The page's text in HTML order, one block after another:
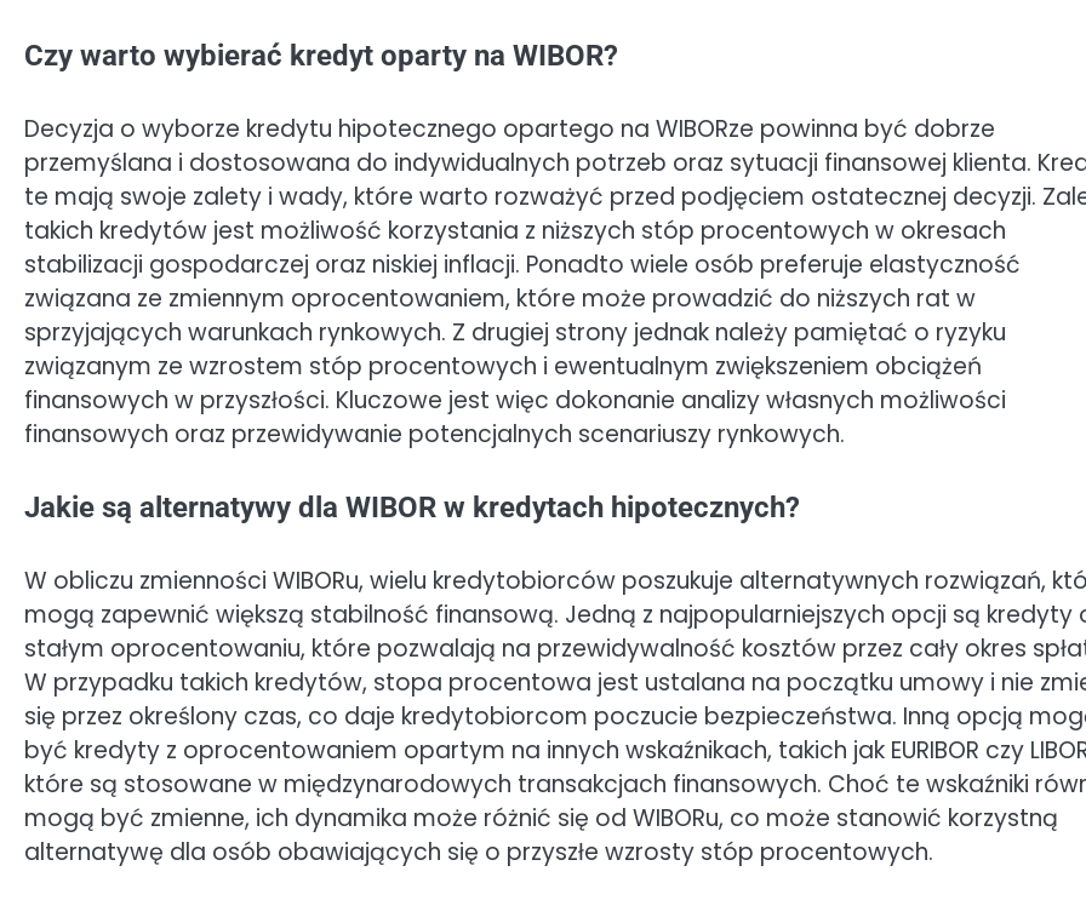
Czy warto wybierać kredyt oparty na WIBOR?
Decyzja o wyborze kredytu hipotecznego opartego na WIBORze powinna być dobrze
przemyślana i dostosowana do indywidualnych potrzeb oraz sytuacji finansowej klienta.
te mają swoje zalety i wady, które warto rozważyć przed podjęciem ostatecznej decyzji.
takich kredytów jest możliwość korzystania z niższych stóp procentowych w okresach
stabilizacji gospodarczej oraz niskiej inflacji. Ponadto wiele osób preferuje elastyczność
związana ze zmiennym oprocentowaniem, które może prowadzić do niższych rat w
sprzyjających warunkach rynkowych. Z drugiej strony jednak należy pamiętać o ryzyku
związanym ze wzrostem stóp procentowych i ewentualnym zwiększeniem obciążeń
finansowych w przyszłości. Kluczowe jest więc dokonanie analizy własnych możliwości
finansowych oraz przewidywanie potencjalnych scenariuszy rynkowych.
Jakie są alternatywy dla WIBOR w kredytach hipotecznych?
W obliczu zmienności WIBORu, wielu kredytobiorców poszukuje alternatywnych rozwiązań,
mogą zapewnić większą stabilność finansową. Jedną z najpopularniejszych opcji są kredyty
stałym oprocentowaniu, które pozwalają na przewidywalność kosztów przez cały okres
W przypadku takich kredytów, stopa procentowa jest ustalana na początku umowy i nie
się przez określony czas, co daje kredytobiorcom poczucie bezpieczeństwa. Inną opcją
być kredyty z oprocentowaniem opartym na innych wskaźnikach, takich jak EURIBOR czy
które są stosowane w międzynarodowych transakcjach finansowych. Choć te wskaźniki
mogą być zmienne, ich dynamika może różnić się od WIBORu, co może stanowić korzystną
alternatywę dla osób obawiających się o przyszłe wzrosty stóp procentowych.